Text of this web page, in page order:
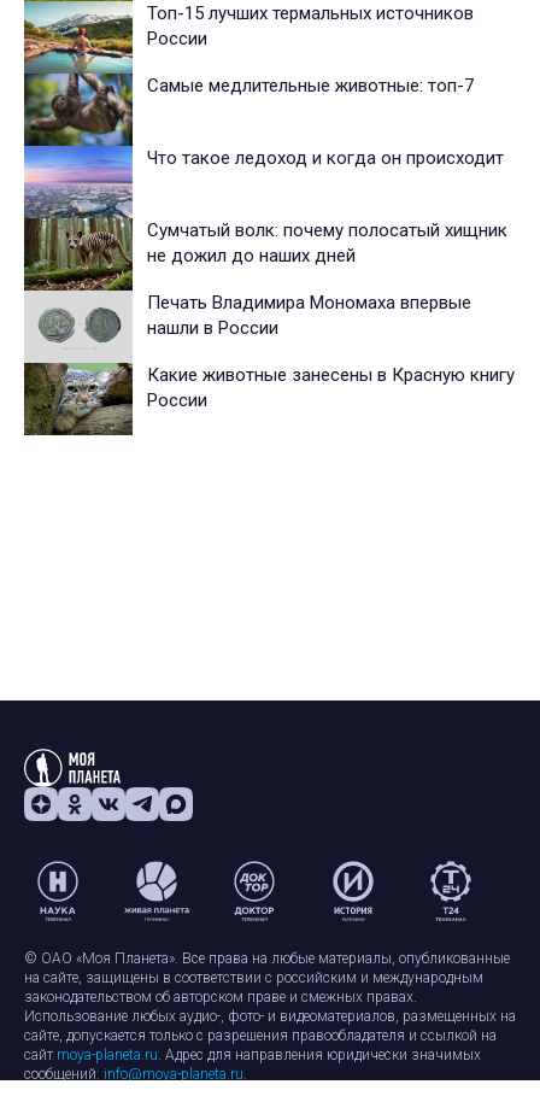
Топ-15 лучших термальных источников
России
Самые медлительные животные: топ-7
Что такое ледоход и когда он происходит
Сумчатый волк: почему полосатый хищник
не дожил до наших дней
Печать Владимира Мономаха впервые
нашли в России
Какие животные занесены в Красную книгу
России
© ОАО «Моя Планета». Все права на любые материалы, опубликованные
на сайте, защищены в соответствии с российским и международным
законодательством об авторском праве и смежных правах.
Использование любых аудио-, фото- и видеоматериалов, размещенных на
сайте, допускается только с разрешения правообладателя и ссылкой на
сайт moya-planeta.ru. Адрес для направления юридически значимых
сообщений: info@moya-planeta.ru.